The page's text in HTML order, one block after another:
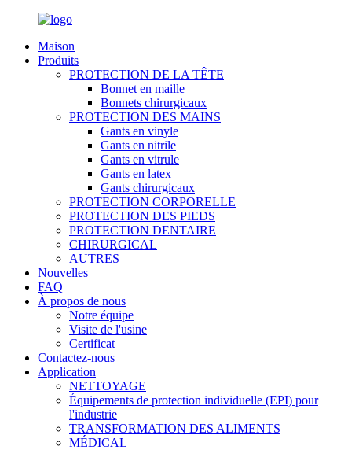
Maison
Produits
PROTECTION DE LA TÊTE
Bonnet en maille
Bonnets chirurgicaux
PROTECTION DES MAINS
Gants en vinyle
Gants en nitrile
Gants en vitrule
Gants en latex
Gants chirurgicaux
PROTECTION CORPORELLE
PROTECTION DES PIEDS
PROTECTION DENTAIRE
CHIRURGICAL
AUTRES
Nouvelles
FAQ
À propos de nous
Notre équipe
Visite de l'usine
Certificat
Contactez-nous
Application
NETTOYAGE
Équipements de protection individuelle (EPI) pour
l'industrie
TRANSFORMATION DES ALIMENTS
MÉDICAL